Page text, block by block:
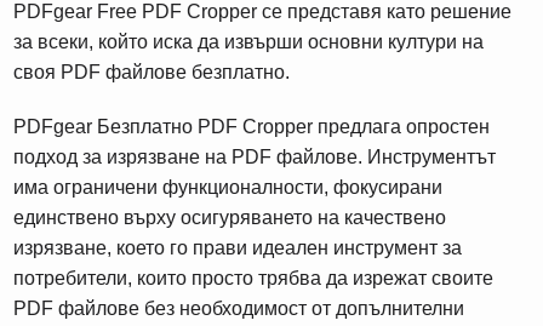
PDFgear Free PDF Cropper се представя като решение
за всеки, който иска да извърши основни култури на
своя PDF файлове безплатно.
PDFgear Безплатно PDF Cropper предлага опростен
подход за изрязване на PDF файлове. Инструментът
има ограничени функционалности, фокусирани
единствено върху осигуряването на качествено
изрязване, което го прави идеален инструмент за
потребители, които просто трябва да изрежат своите
PDF файлове без необходимост от допълнителни